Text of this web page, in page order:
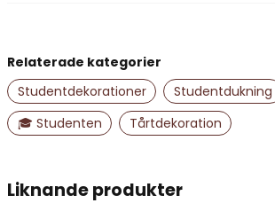
name
Namn
Liknande produkter
Relaterade kategorier
Studentdekorationer
Studentdukning
🎓 Studenten
Tårtdekoration